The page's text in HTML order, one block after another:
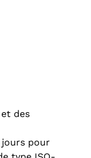
des
pour